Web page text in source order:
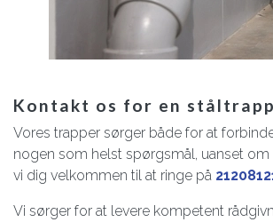
Kontakt os for en
Vores trapper sørger både for at
nogen som helst spørgsmål, uanset
vi dig velkommen til at ringe på
Vi sørger for at levere kompetent